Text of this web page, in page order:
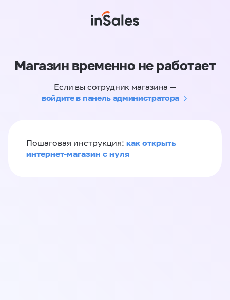
Магазин временно не работает
Если вы сотрудник магазина —
войдите в панель администратора
Пошаговая инструкция: как открыть
интернет-магазин с нуля